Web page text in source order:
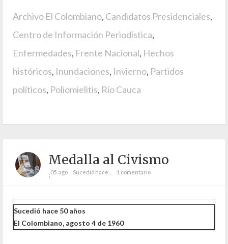
Archivo El Colombiano, Candidatos Presidenciales,
Centro de Información Periodística,
Enfermedades, Frente Nacional, Hechos
históricos, Inundaciones, Invierno, Partidos
políticos, Poliomielitis, Río Cauca
Medalla al Civismo
;05. ago Sucedió hace... 1 comentario
Sucedió hace 50 años
El Colombiano, agosto 4 de 1960